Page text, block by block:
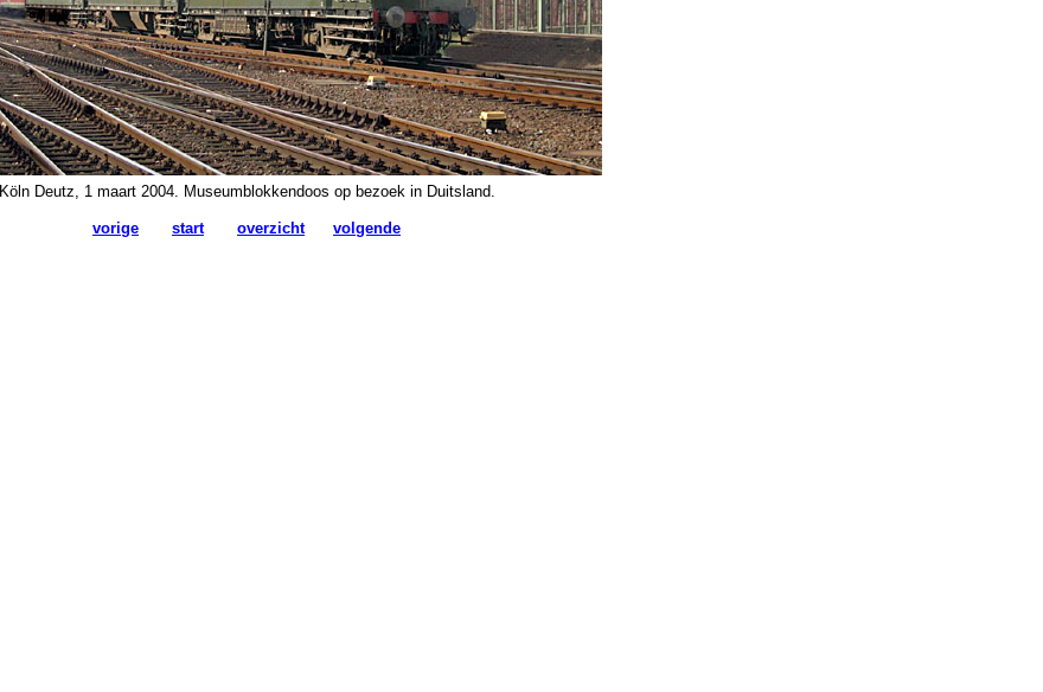
Köln Deutz, 1 maart 2004. Museumblokkendoos op bezoek in Duitsland.
vorige start overzicht volgende